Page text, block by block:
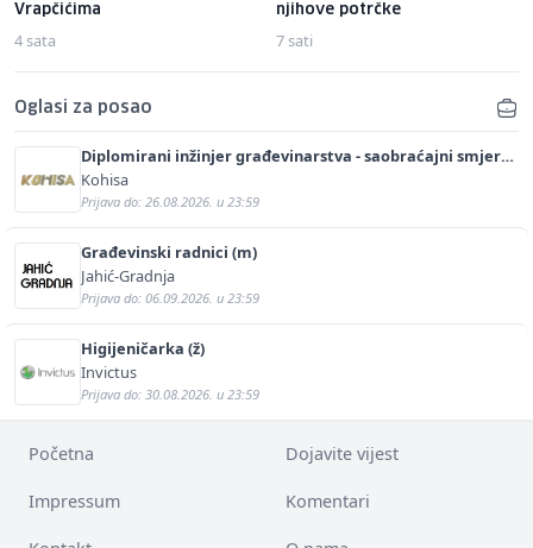
Vrapčićima
4 sata
njihove potrčke
7 sati
Oglasi za posao
Diplomirani inžinjer građevinarstva - saobraćajni smjer
(m/ž)
Kohisa
Prijava do: 26.08.2026. u 23:59
Građevinski radnici (m)
Jahić-Gradnja
Prijava do: 06.09.2026. u 23:59
Higijeničarka (ž)
Invictus
Prijava do: 30.08.2026. u 23:59
Početna Dojavite vijest
Impressum Komentari